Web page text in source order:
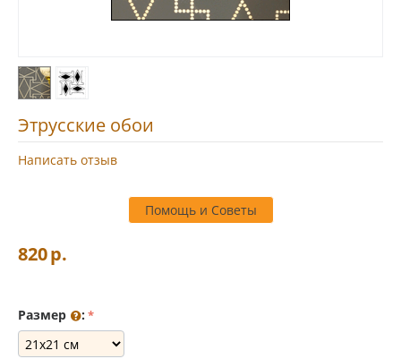
Этрусские обои
Написать отзыв
Помощь и Советы
820р.
Размер :